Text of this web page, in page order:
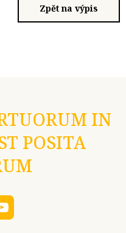
Zpět na výpis
IN
POSITA